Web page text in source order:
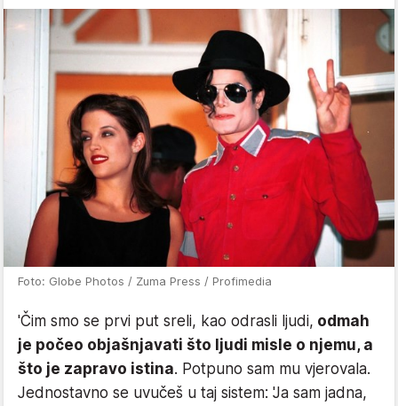
Foto: Globe Photos / Zuma Press / Profimedia
'Čim smo se prvi put sreli, kao odrasli ljudi, odmah
je počeo objašnjavati što ljudi misle o njemu, a
što je zapravo istina. Potpuno sam mu vjerovala.
Jednostavno se uvučeš u taj sistem: 'Ja sam jadna,